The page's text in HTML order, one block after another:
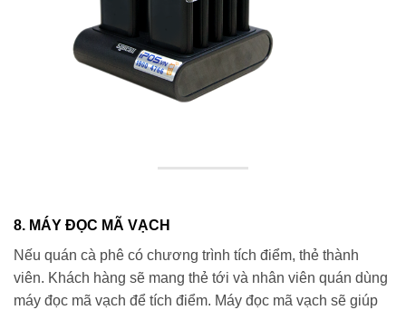
8. MÁY ĐỌC MÃ VẠCH
Nếu quán cà phê có chương trình tích điểm, thẻ thành
viên. Khách hàng sẽ mang thẻ tới và nhân viên quán dùng
máy đọc mã vạch để tích điểm. Máy đọc mã vạch sẽ giúp